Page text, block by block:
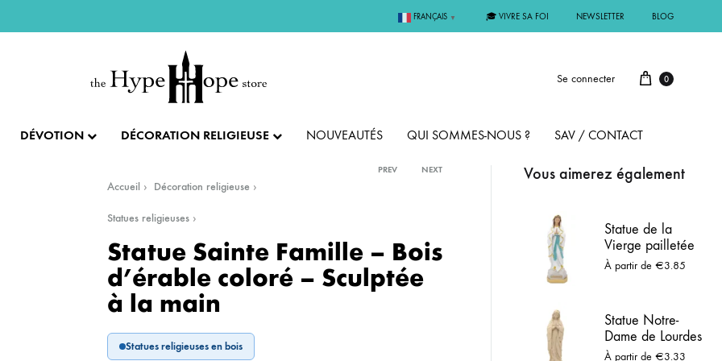
FRANÇAIS ▼ 🎓 VIVRE SA FOI NEWSLETTER BLOG
Se connecter 0
AUTRES BIJOUX
BAGUES
BRACELETS
ARGENT
DÉVOTION
💝 SAINT VALENTIN
✝️ PÂQUES ET SEMAINE SAINTE
CADEAU DE BAPTÊME
CADEAU DE COMMUNION
DÉCORATION RELIGIEUSE NOUVEAUTÉS QUI SOMMES-NOUS ? SAV / CONTACT
Accueil Décoration religieuse
Statues religieuses
PREV NEXT
Statue Sainte Famille – Bois
d’érable coloré – Sculptée
à la main
Statues religieuses en bois
Vous aimerez également
Statue de la
Vierge pailletée
À partir de €3.85
Statue Notre-
Dame de Lourdes
– Résine imitation
À partir de €3.33